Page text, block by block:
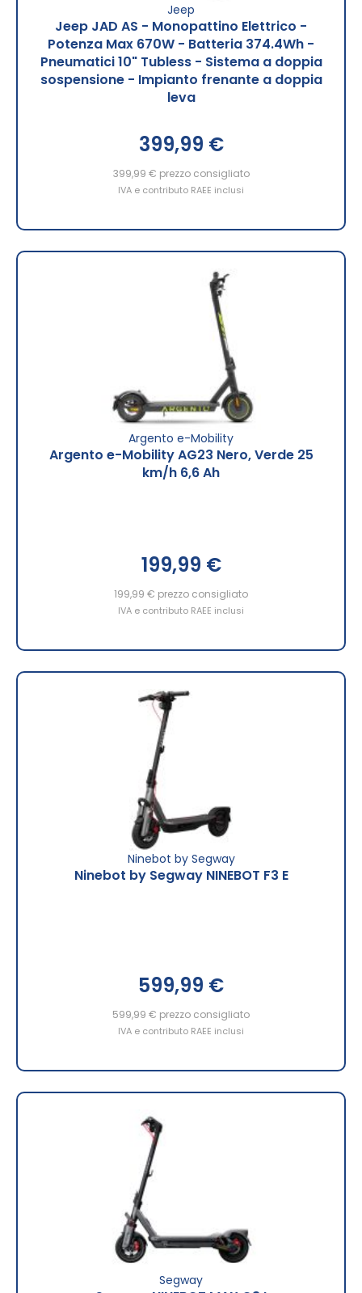
Jeep
Jeep JAD AS - Monopattino Elettrico -
Potenza Max 670W - Batteria 374.4Wh -
Pneumatici 10" Tubless - Sistema a doppia
sospensione - Impianto frenante a doppia
leva
399,99 €
399,99 € prezzo consigliato
IVA e contributo RAEE inclusi
Argento e-Mobility
Argento e-Mobility AG23 Nero, Verde 25
km/h 6,6 Ah
199,99 €
199,99 € prezzo consigliato
IVA e contributo RAEE inclusi
Ninebot by Segway
Ninebot by Segway NINEBOT F3 E
599,99 €
599,99 € prezzo consigliato
IVA e contributo RAEE inclusi
Segway